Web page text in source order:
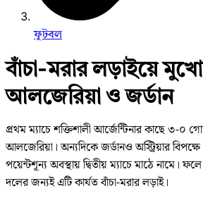
ফুটবল
বাঁচা-মরার লড়াইয়ে
আলজেরিয়া ও জর্ডান
প্রথম ম্যাচে শক্তিশালী আর্জেন্টিনার কাছে ৩-০
আলজেরিয়া। অন্যদিকে জর্ডানও অস্ট্রিয়ার
পয়েন্টশূন্য অবস্থায় দ্বিতীয় ম্যাচে মাঠে নামে।
দলের জন্যই এটি কার্যত বাঁচা-মরার লড়াই।